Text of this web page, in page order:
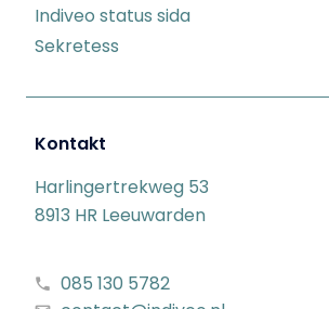
Indiveo status sida
Sekretess
Kontakt
Harlingertrekweg 53
8913 HR Leeuwarden
085 130 5782